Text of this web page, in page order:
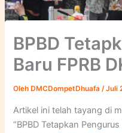
BPBD
Baru FPRB
Oleh DMCDompetDhuafa/Juli
Artikel ini telah tayang di
“BPBD Tetapkan